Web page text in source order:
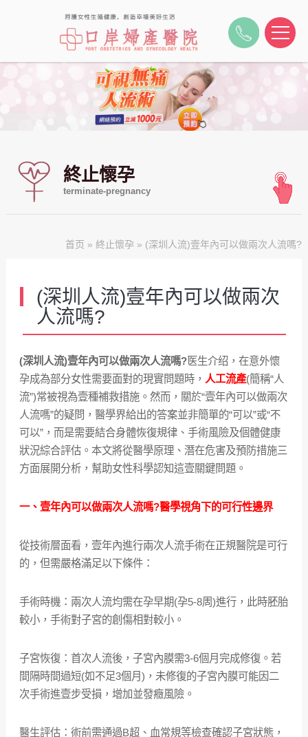
終止懷孕
terminate-pregnancy
首页 »終止懷孕 » (深圳人流)壹年內可以做兩次人流嗎?
(深圳人流)壹年內可以做兩次
人流嗎?
(深圳人流)壹年內可以做兩次人流嗎?医生介绍，在意外懷
孕成為部分女性需要面對的現實問題時， 人工流產(簡稱“人
流”)常被視為壹種補救措施。然而，關於“壹年內可以做兩次
人流嗎”的疑問，醫學界給出的答案並非簡單的“可以”或“不
可以”，而是需要結合身體恢復規律、手術風險及個體健康
狀況綜合評估。本文將從醫學原理、潛在危害及預防措施三
方面展開分析，幫助女性科學認知這壹關鍵問題。
一、壹年內可以做兩次人流嗎?醫學視角下的可行性邊界
從技術層面看，壹年內進行兩次人流手術在正規醫院是可行
的，但需嚴格滿足以下條件：
手術時機：兩次人流均需在孕早期(孕5-8周)進行，此時胚胎
較小，手術對子宮的創傷相對較小。
子宮恢復：首次人流後，子宮內膜需3-6個月完成修復。若
間隔時間過短(如不足3個月)，未修復的子宮內膜可能因二
次手術進壹步受損，增加並發癥風險。
醫生評估：術前需通過B超、血常規等檢查確認子宮狀態，